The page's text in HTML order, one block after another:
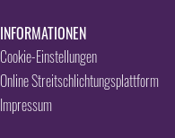
INFORMATIONEN
Cookie-Einstellungen
Online Streitschlichtungsplattform
Impressum